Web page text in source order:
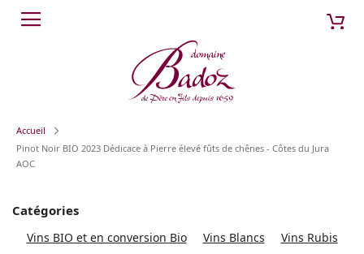
Aller
au
Accueil
Pinot Noir BIO 2023 Dédicace à Pierre élevé fûts de chênes - Côtes du Jura
AOC
Catégories
Vins BIO et en conversion Bio Vins Blancs
Vins Rubis